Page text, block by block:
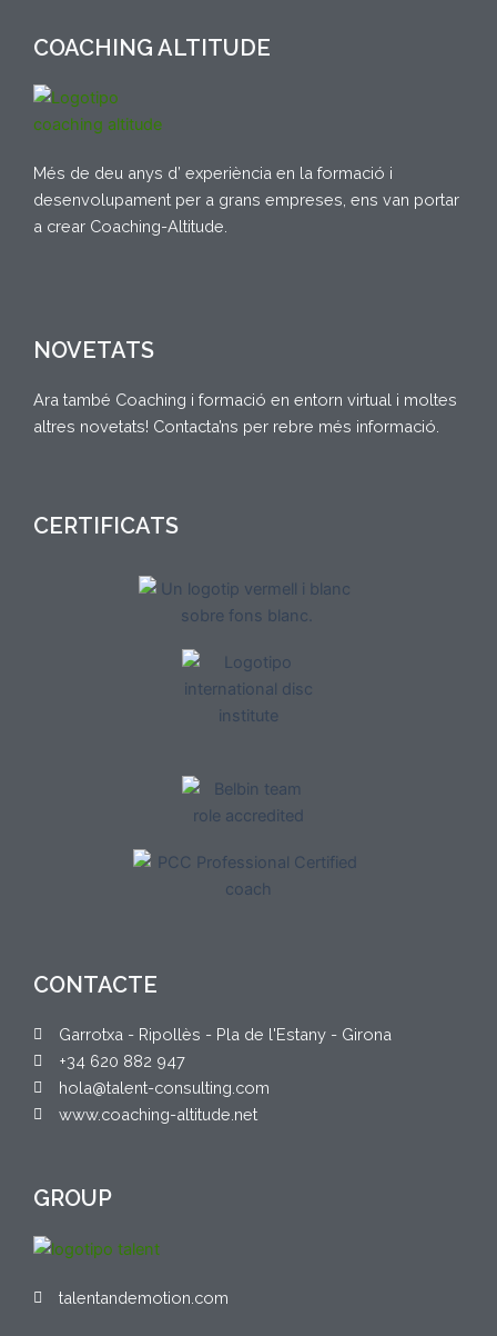
COACHING ALTITUDE
Més de deu anys d’ experiència en la formació i
desenvolupament per a grans empreses, ens van portar
a crear Coaching-Altitude.
NOVETATS
Ara també Coaching i formació en entorn virtual i moltes
altres novetats! Contacta’ns per rebre més informació.
CERTIFICATS
CONTACTE
Garrotxa - Ripollès - Pla de l'Estany - Girona
+34 620 882 947
hola@talent-consulting.com
www.coaching-altitude.net
GROUP
talentandemotion.com